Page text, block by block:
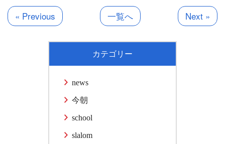
« Previous 一覧へ Next »
カテゴリー
news
今朝
school
slalom